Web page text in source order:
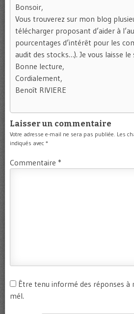
Bonsoir,
Vous trouverez sur mon blog
télécharger proposant d’aider à
pourcentages d’intérêt pour les
audit des stocks…). Je vous laisse
Bonne lecture,
Cordialement,
Benoît RIVIERE
Laisser un commentaire
Votre adresse e-mail ne sera pas publiée. Les
indiqués avec *
Commentaire *
Être tenu informé des réponses
mél.